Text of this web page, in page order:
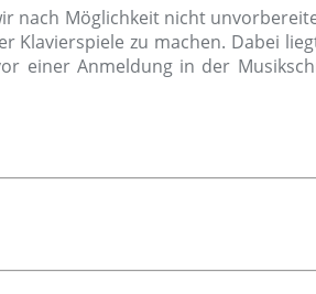
nach Möglichkeit nicht
zu machen. Dabei
einer Anmeldung in der